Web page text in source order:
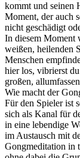
kommt und seinen
Moment, der auch
nicht geschädigt
In diesem Moment
weißen, heilenden
Menschen
hier los, vibrierst
großen,
Wie macht der
Für den Spieler ist
sich als Kanal für
in eine lebendige
im Austausch mit
Gongmeditation in